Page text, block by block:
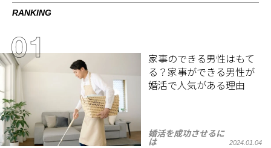
RANKING
家事のできる男性はもて
る？家事ができる男性が
婚活で人気がある理由
婚活を成功させるに
は
2024.01.04